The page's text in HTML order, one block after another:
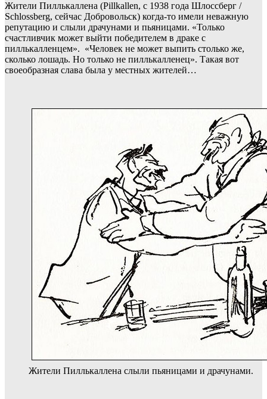
Жители Пиллькаллена (Pillkallen, с 1938 года Шлоссберг /
Schlossberg, сейчас Добровольск) когда-то имели неважную
репутацию и слыли драчунами и пьяницами. «Только
счастливчик может выйти победителем в драке с
пиллькалленцем». «Человек не может выпить столько же,
сколько лошадь. Но только не пиллькалленец». Такая вот
своеобразная слава была у местных жителей…
Жители Пиллькаллена слыли пьяницами и драчунами.